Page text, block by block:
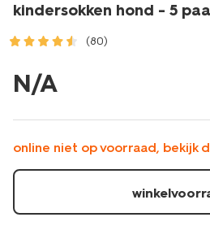
kindersokken hond - 5
(80)
hond-
-
paar-
lichtbruin-
4321040LIGHTBROWN.html
N/A
online niet op voorraad, bekijk